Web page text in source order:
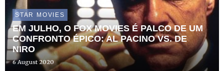
STAR MOVIES
EM JULHO, O FOX MOVIES É PALCO DE UM
CONFRONTO ÉPICO: AL PACINO VS. DE
NIRO
6 August 2020